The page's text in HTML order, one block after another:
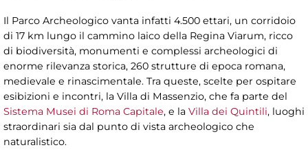
Il Parco Archeologico vanta infatti 4.500 ettari, un corridoio
di 17 km lungo il cammino laico della Regina Viarum, ricco
di biodiversità, monumenti e complessi archeologici di
enorme rilevanza storica, 260 strutture di epoca romana,
medievale e rinascimentale. Tra queste, scelte per ospitare
esibizioni e incontri, la Villa di Massenzio, che fa parte del
Sistema Musei di Roma Capitale, e la Villa dei Quintili, luoghi
straordinari sia dal punto di vista archeologico che
naturalistico.